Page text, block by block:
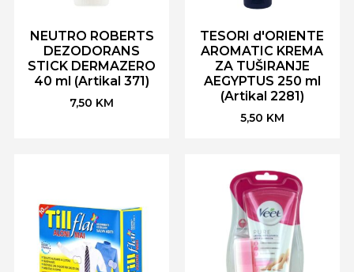
NEUTRO ROBERTS
DEZODORANS
STICK DERMAZERO
40 ml (Artikal 371)
7,50 KM
TESORI d'ORIENTE
AROMATIC KREMA
ZA TUŠIRANJE
AEGYPTUS 250 ml
(Artikal 2281)
5,50 KM